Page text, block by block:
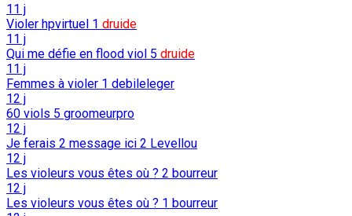
11 j
Violer hpvirtuel 1 druide
11 j
Qui me défie en flood viol 5 druide
11 j
Femmes à violer 1 debileleger
12 j
60 viols 5 groomeurpro
12 j
Je ferais 2 message ici 2 Levellou
12 j
Les violeurs vous êtes où ? 2 bourreur
12 j
Les violeurs vous êtes où ? 1 bourreur